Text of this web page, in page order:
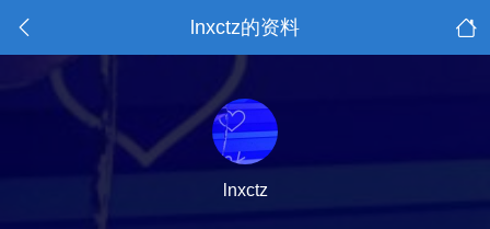
lnxctz的资料
lnxctz